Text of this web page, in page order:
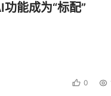
能成为“标配”
0